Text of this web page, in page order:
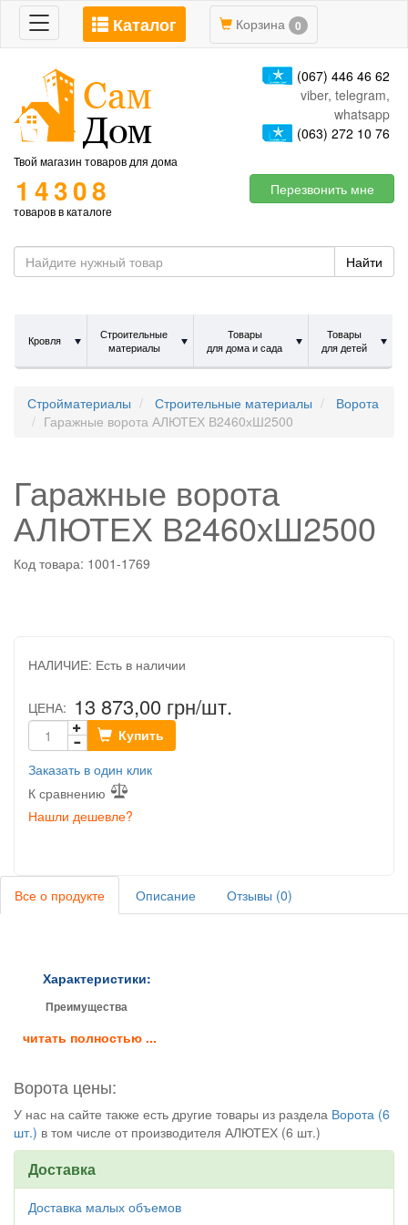
Toggle
navigation
Корзина 0
Каталог
Твой магазин товаров для дома
(067) 446 46 62
viber, telegram,
whatsapp
(063) 272 10 76
14308
товаров в каталоге
Перезвонить мне
Найти
Кровля
Строительные
материалы
Товары
для дома и сада
Товары
для детей
Стройматериалы Строительные материалы
Ворота
Гаражные ворота АЛЮТЕХ В2460хШ2500
Гаражные ворота
АЛЮТЕХ В2460хШ2500
Код товара: 1001-1769
НАЛИЧИЕ: Есть в наличии
ЦЕНА: 13 873,00 грн/шт.
Купить
Заказать в один клик
К сравнению
Нашли дешевле?
Все о продукте Описание Отзывы (0)
Характеристики:
Преимущества
материалов, простой способ монтажа и лёгкость в
надежности конструкций и обеспечить длительный срок
службы.
Гаражные ворота производства «Алютех»:
обеспечивают превосходную защиту помещения от
имущества;
поднимаются вертикально вверх и экономят пространство
помещения;
читать полностью ...
Ворота цены:
У нас на сайте также есть другие товары из раздела Ворота (6
шт.) в том числе от производителя АЛЮТЕХ (6 шт.)
Доставка
Доставка малых объемов